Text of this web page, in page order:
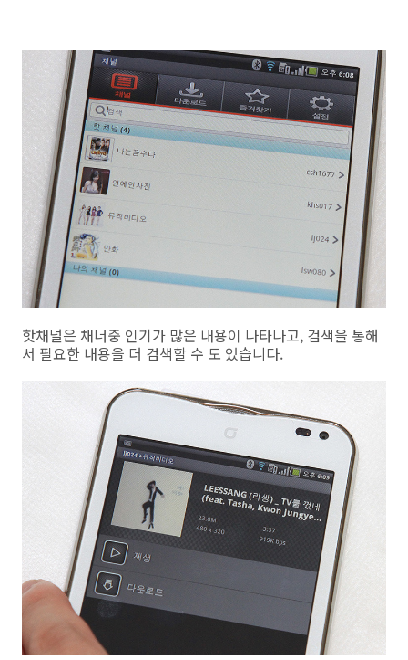
핫채널은 채너중 인기가 많은 내용이 나타나고, 검색을 통해
서 필요한 내용을 더 검색할 수 도 있습니다.